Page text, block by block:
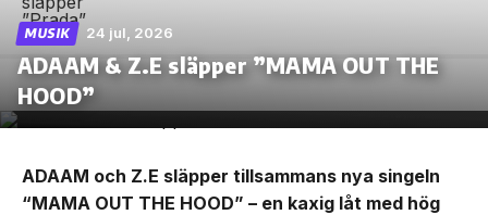
MUSIK 24 jul, 2026
ADAAM & Z.E släpper ”MAMA OUT THE
HOOD”
ADAAM och Z.E släpper tillsammans nya singeln
“MAMA OUT THE HOOD” – en kaxig låt med hög